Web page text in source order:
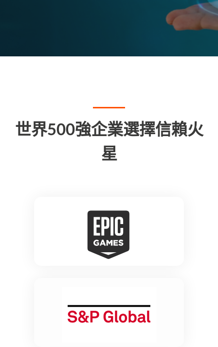
世界500強企業選擇信賴火
星